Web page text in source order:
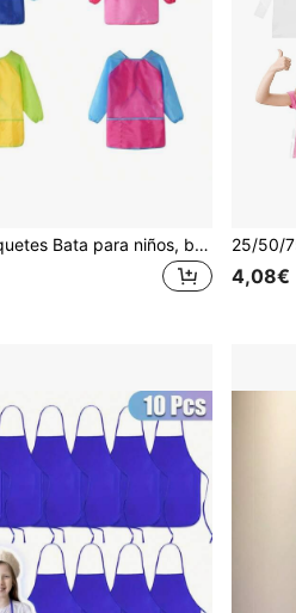
1/2/4 paquetes Bata para niños, bata impermeable para pintura, alimentación y manualidades para niños, bata de pintura con 3 bolsillos amplios para niños, niños y niñas, delantal de cocina para niños, delantal de arte para niños
4,08€